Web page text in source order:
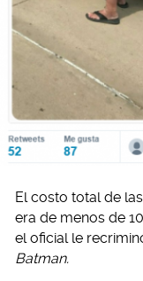
El costo total de
era de menos de
el oficial le
Batman.